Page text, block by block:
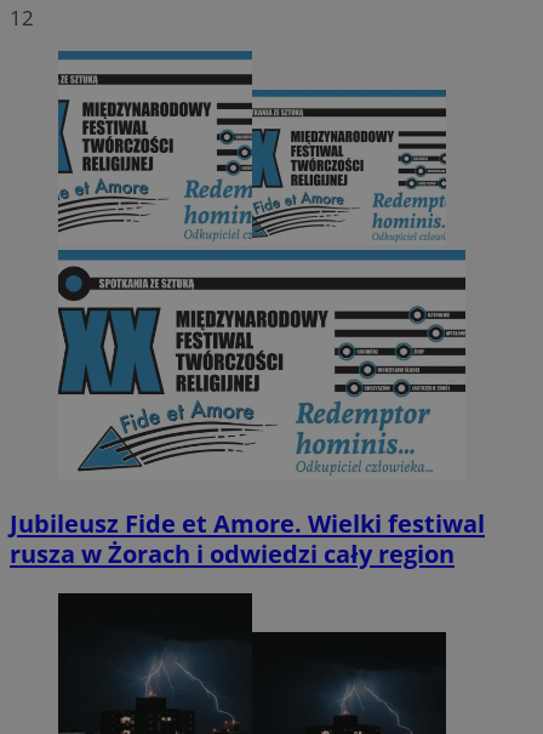
12
Jubileusz Fide et Amore. Wielki festiwal
rusza w Żorach i odwiedzi cały region